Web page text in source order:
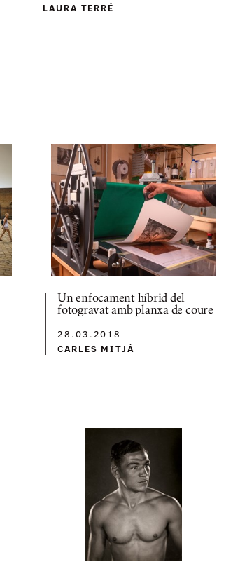
LAURA TERRÉ
Un enfocament híbrid del
fotogravat amb planxa de coure
28.03.2018
CARLES MITJÀ